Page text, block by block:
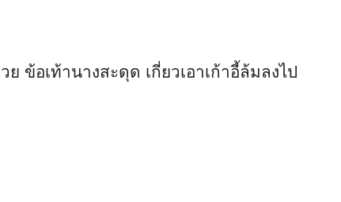
ข้อเท้านางสะดุด เกี่ยวเอาเก้าอี้ล้มลงไป